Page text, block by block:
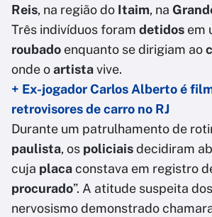
Reis, na região do Itaim, na
Três indivíduos foram detidos em
roubado enquanto se dirigiam ao
onde oartistavive.
+ Ex-jogador Carlos Alberto é
retrovisores de carro no RJ
Durante um patrulhamento de
paulista, os policiaisdecidiram
cuja placaconstava em registro
procurado”. A atitude suspeita
nervosismo demonstrado